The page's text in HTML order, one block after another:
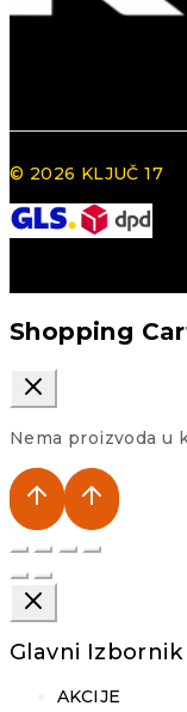
© 2026 KLJUČ 17
Shopping
Nema proizvoda u
Glavni Izbornik
AKCIJE